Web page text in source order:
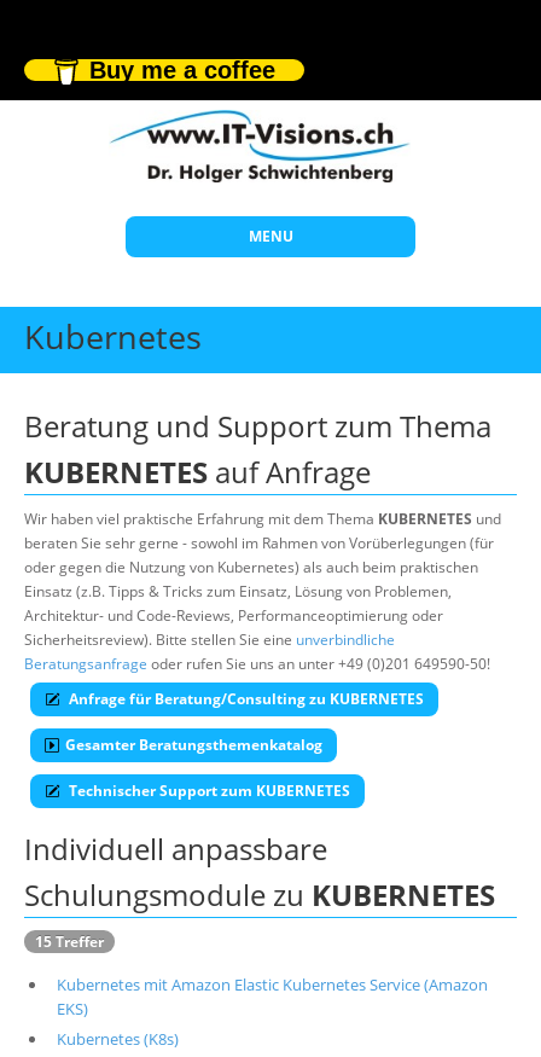
Buy me a coffee
MENU
Start
Themen
Individuelle Schulungen
Offene Seminare
Wissen
Über uns
Suche
Kubernetes
Beratung und Support zum Thema
KUBERNETES auf Anfrage
Wir haben viel praktische Erfahrung mit dem Thema KUBERNETES und
beraten Sie sehr gerne - sowohl im Rahmen von Vorüberlegungen (für
oder gegen die Nutzung von Kubernetes) als auch beim praktischen
Einsatz (z.B. Tipps & Tricks zum Einsatz, Lösung von Problemen,
Architektur- und Code-Reviews, Performanceoptimierung oder
Sicherheitsreview). Bitte stellen Sie eine unverbindliche
Beratungsanfrage oder rufen Sie uns an unter +49 (0)201 649590-50!
Anfrage für Beratung/Consulting zu KUBERNETES
Gesamter Beratungsthemenkatalog
Technischer Support zum KUBERNETES
Individuell anpassbare
Schulungsmodule zu KUBERNETES
15 Treffer
Kubernetes mit Amazon Elastic Kubernetes Service (Amazon
EKS)
Kubernetes (K8s)